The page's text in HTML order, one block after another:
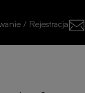
/ Rejestracja